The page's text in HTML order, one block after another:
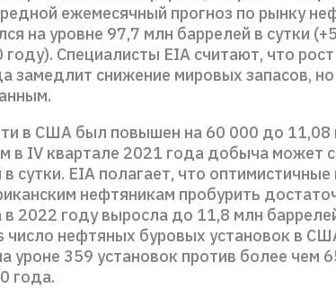
ежемесячный прогноз по рынку
на уровне 97,7 млн баррелей в сутки
году). Специалисты EIA считают, что
замедлит снижение мировых запасов,
в США был повышен на 60 000 до 11,08
в IV квартале 2021 года добыча может
сутки. EIA полагает, что оптимистичные
нефтяникам пробурить
2022 году выросла до 11,8 млн
число нефтяных буровых установок в
уроне 359 установок против более чем
года.